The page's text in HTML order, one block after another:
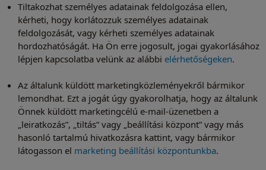
Tiltakozhat személyes adatainak feldolgozása ellen,
kérheti, hogy korlátozzuk személyes adatainak
feldolgozását, vagy kérheti személyes adatainak
hordozhatóságát. Ha Ön erre jogosult, jogai gyakorlásához
lépjen kapcsolatba velünk az alábbi elérhetőségeken.
Az általunk küldött marketingközleményekről bármikor
lemondhat. Ezt a jogát úgy gyakorolhatja, hogy az általunk
Önnek küldött marketingcélú e-mail-üzenetben a
„leiratkozás”, „tiltás” vagy „beállítási központ” vagy más
hasonló tartalmú hivatkozásra kattint, vagy bármikor
látogasson el marketing beállítási központunkba.